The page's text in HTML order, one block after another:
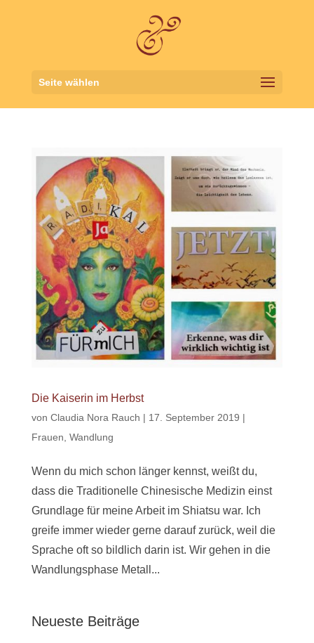
Seite wählen
Die Kaiserin im Herbst
von Claudia Nora Rauch | 17. September 2019 |
Frauen Wandlung
Wenn du mich schon länger kennst, weißt du,
dass die Traditionelle Chinesische Medizin einst
Grundlage für meine Arbeit im Shiatsu war. Ich
greife immer wieder gerne darauf zurück, weil die
Sprache oft so bildlich darin ist. Wir gehen in die
Wandlungsphase Metall...
Neueste Beiträge